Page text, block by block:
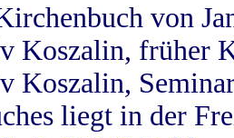
von
Koszalin, früher
Koszalin,
liegt in der